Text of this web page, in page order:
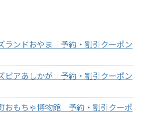
ランドおやま｜予約・割引クーポン
ピアあしかが｜予約・割引クーポン
おもちゃ博物館｜予約・割引クーポ